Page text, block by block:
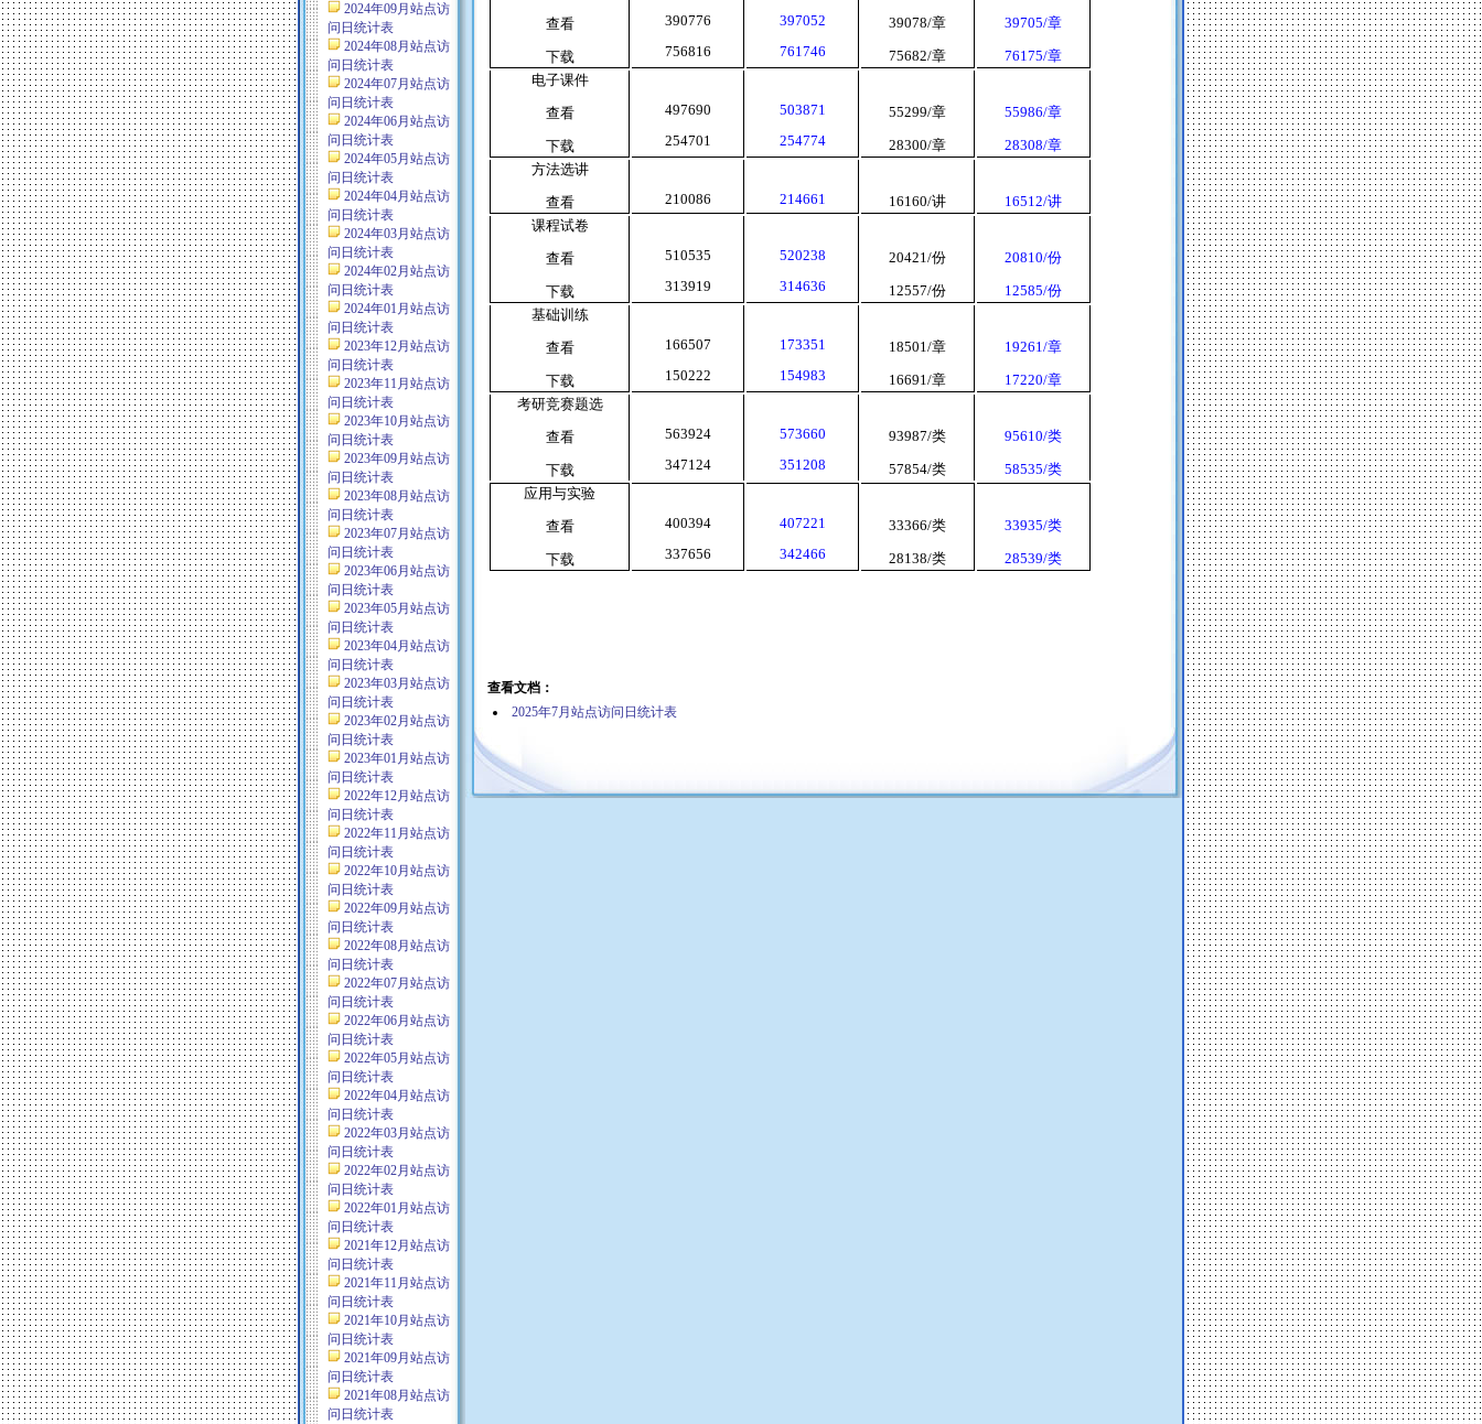
2024年09月站点访
问日统计表
2024年08月站点访
问日统计表
2024年07月站点访
问日统计表
2024年06月站点访
问日统计表
2024年05月站点访
问日统计表
2024年04月站点访
问日统计表
2024年03月站点访
问日统计表
2024年02月站点访
问日统计表
2024年01月站点访
问日统计表
2023年12月站点访
问日统计表
2023年11月站点访
问日统计表
2023年10月站点访
问日统计表
2023年09月站点访
问日统计表
2023年08月站点访
问日统计表
2023年07月站点访
问日统计表
2023年06月站点访
问日统计表
2023年05月站点访
问日统计表
2023年04月站点访
问日统计表
2023年03月站点访
问日统计表
2023年02月站点访
问日统计表
2023年01月站点访
问日统计表
2022年12月站点访
问日统计表
2022年11月站点访
问日统计表
2022年10月站点访
问日统计表
2022年09月站点访
问日统计表
2022年08月站点访
问日统计表
2022年07月站点访
问日统计表
2022年06月站点访
问日统计表
2022年05月站点访
问日统计表
2022年04月站点访
问日统计表
2022年03月站点访
问日统计表
2022年02月站点访
问日统计表
2022年01月站点访
问日统计表
2021年12月站点访
问日统计表
2021年11月站点访
问日统计表
2021年10月站点访
问日统计表
2021年09月站点访
问日统计表
2021年08月站点访
问日统计表
查看
下载
390776
756816
397052
761746
39078/章
75682/章
39705/章
76175/章
电子课件
查看
下载
497690
254701
503871
254774
55299/章
28300/章
55986/章
28308/章
方法选讲
查看
210086 214661 16160/讲 16512/讲
课程试卷
查看
下载
510535
313919
520238
314636
20421/份
12557/份
20810/份
12585/份
基础训练
查看
下载
166507
150222
173351
154983
18501/章
16691/章
19261/章
17220/章
考研竞赛题选
查看
下载
563924
347124
573660
351208
93987/类
57854/类
95610/类
58535/类
应用与实验
查看
下载
400394
337656
407221
342466
33366/类
28138/类
33935/类
28539/类
查看文档：
2025年7月站点访问日统计表